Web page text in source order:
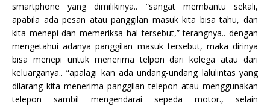
smartphone yang dimilikinya.. “sangat membantu sekali,
apabila ada pesan atau panggilan masuk kita bisa tahu, dan
kita menepi dan memeriksa hal tersebut,” terangnya.. dengan
mengetahui adanya panggilan masuk tersebut, maka dirinya
bisa menepi untuk menerima telpon dari kolega atau dari
keluarganya.. “apalagi kan ada undang-undang lalulintas yang
dilarang kita menerima panggilan telepon atau menggunakan
telepon sambil mengendarai sepeda motor., selain